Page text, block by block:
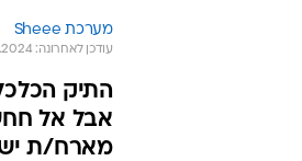
מערכת Sheee
עודכן לאחרונה: 3.4.2024 / 6:40
התיק
אבל אל
מארח/ת